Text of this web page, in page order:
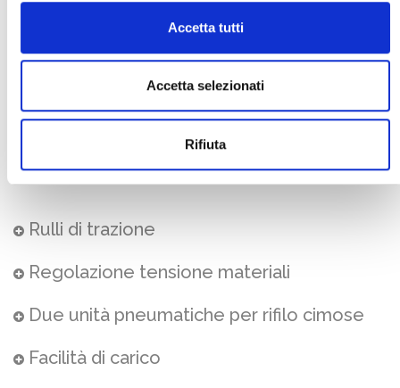
Accetta tutti
Accetta selezionati
Rifiuta
Rulli di trazione
Regolazione tensione materiali
Due unità pneumatiche per rifilo cimose
Facilità di carico